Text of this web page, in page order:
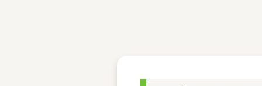
ボートデータ